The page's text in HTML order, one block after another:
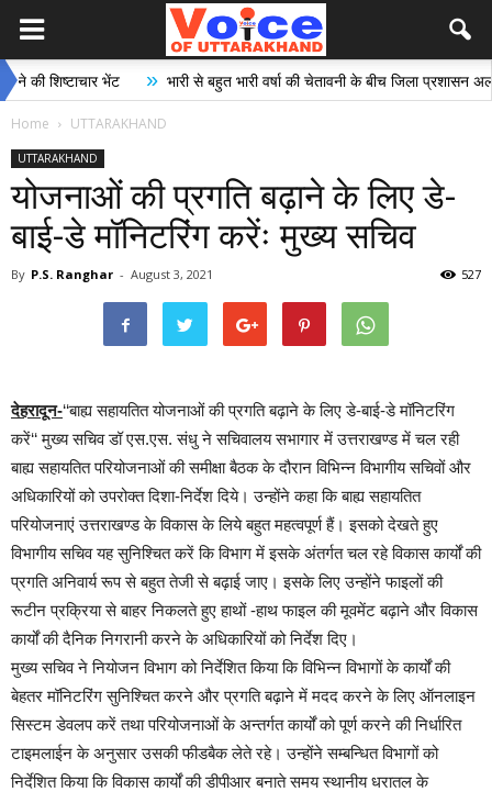
भेंट » भारी से बहुत भारी वर्षा की चेतावनी के बीच जिला प्रशासन अलर्ट, सभी
Home UTTARAKHAND
UTTARAKHAND
योजनाओं की प्रगति बढ़ाने के लिए डे-
बाई-डे मॉनिटरिंग करेंः मुख्य सचिव
By P.S. Ranghar - August 3, 2021 527
देहरादून-‘‘बाह्य सहायतित योजनाओं की प्रगति बढ़ाने के लिए डे-बाई-डे मॉनिटरिंग
करें‘‘ मुख्य सचिव डॉ एस.एस. संधु ने सचिवालय सभागार में उत्तराखण्ड में चल रही
बाह्य सहायतित परियोजनाओं की समीक्षा बैठक के दौरान विभिन्न विभागीय सचिवों और
अधिकारियों को उपरोक्त दिशा-निर्देश दिये। उन्होंने कहा कि बाह्य सहायतित
परियोजनाएं उत्तराखण्ड के विकास के लिये बहुत महत्वपूर्ण हैं। इसको देखते हुए
विभागीय सचिव यह सुनिश्चित करें कि विभाग में इसके अंतर्गत चल रहे विकास कार्यों की
प्रगति अनिवार्य रूप से बहुत तेजी से बढ़ाई जाए। इसके लिए उन्होंने फाइलों की
रूटीन प्रक्रिया से बाहर निकलते हुए हाथों -हाथ फाइल की मूवमेंट बढ़ाने और विकास
कार्यों की दैनिक निगरानी करने के अधिकारियों को निर्देश दिए।
मुख्य सचिव ने नियोजन विभाग को निर्देशित किया कि विभिन्न विभागों के कार्यों की
बेहतर मॉनिटरिंग सुनिश्चित करने और प्रगति बढ़ाने में मदद करने के लिए ऑनलाइन
सिस्टम डेवलप करें तथा परियोजनाओं के अन्तर्गत कार्यों को पूर्ण करने की निर्धारित
टाइमलाईन के अनुसार उसकी फीडबैक लेते रहे। उन्होंने सम्बन्धित विभागों को
निर्देशित किया कि विकास कार्यों की डीपीआर बनाते समय स्थानीय धरातल के